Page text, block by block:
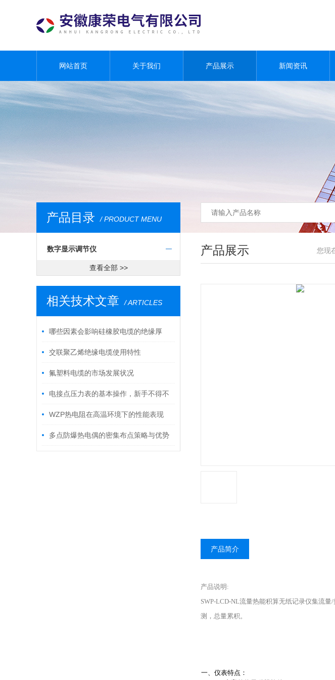
网站首页 关于我们 产品展示 新闻资讯
产品目录 / PRODUCT MENU
数字显示调节仪
查看全部 >>
相关技术文章 / ARTICLES
哪些因素会影响硅橡胶电缆的绝缘厚
度？交联聚乙烯绝缘电缆使用特性
氟塑料电缆的市场发展状况
电接点压力表的基本操作，新手不得不
看！WZP热电阻在高温环境下的性能表现
多点防爆热电偶的密集布点策略与优势
产品展示 您现
产品简介
产品说明:
SWP-LCD-NL流量热能积算无纸记录仪集流
测，总量累积。
一、仪表特点：